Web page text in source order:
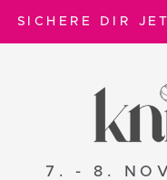
SICHERE DIR
7. - 8.